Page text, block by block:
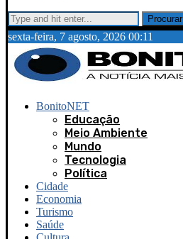
Procurar
sexta-feira, 7 agosto, 2026 00:11
BonitoNET
Educação
Meio Ambiente
Mundo
Tecnologia
Política
Cidade
Economia
Turismo
Saúde